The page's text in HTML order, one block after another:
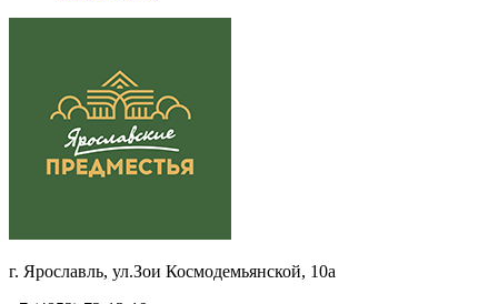
г. Ярославль, ул.Зои Космодемьянской, 10а